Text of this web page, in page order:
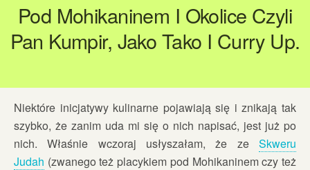
Pod Mohikaninem I Okolice Czyli
Pan Kumpir, Jako Tako I Curry Up.
Niektóre inicjatywy kulinarne pojawiają się i znikają tak
szybko, że zanim uda mi się o nich napisać, jest już po
nich. Właśnie wczoraj usłyszałam, że ze Skweru
Judah (zwanego też placykiem pod Mohikaninem czy też